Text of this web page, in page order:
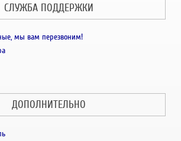
СЛУЖБА ПОДДЕРЖКИ
мы вам перезвоним!
ДОПОЛНИТЕЛЬНО